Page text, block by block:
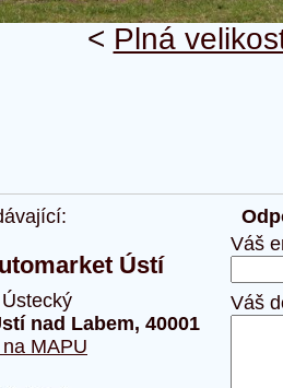
< Plná
Ústí
nad Labem, 40001
MAPU
Váš
Váš